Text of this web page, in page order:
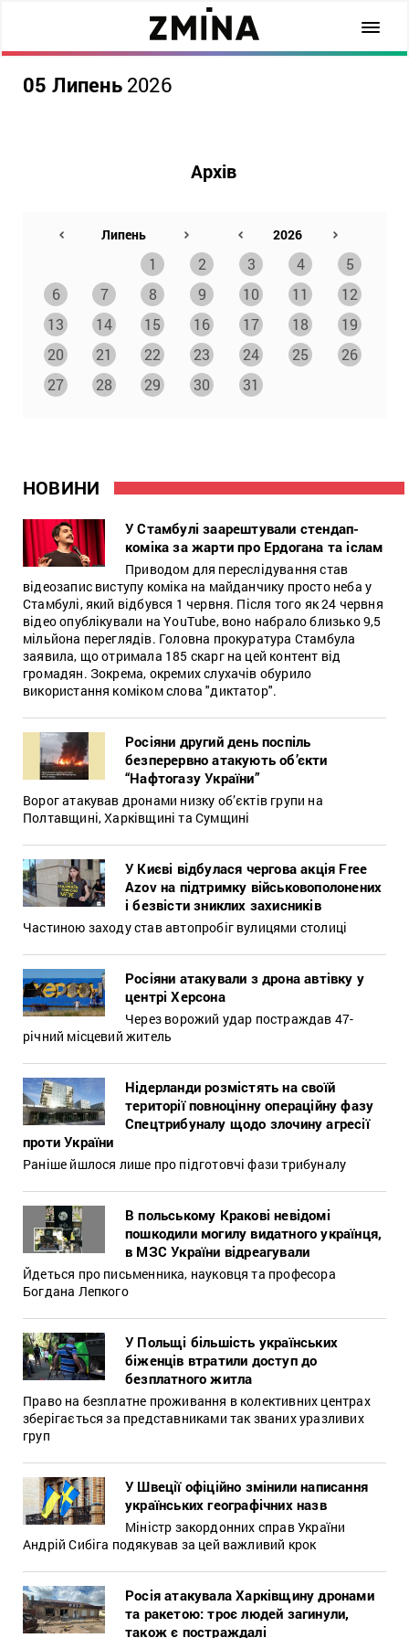
05 Липень 2026
НОВИНИ
У Стамбулі заарештували стендап-
коміка за жарти про Ердогана та іслам
Приводом для переслідування став
відеозапис виступу коміка на майданчику просто неба у
Стамбулі, який відбувся 1 червня. Після того як 24 червня
відео опублікували на YouTube, воно набрало близько 9,5
мільйона переглядів. Головна прокуратура Стамбула
заявила, що отримала 185 скарг на цей контент від
громадян. Зокрема, окремих слухачів обурило
використання коміком слова "диктатор".
Росіяни другий день поспіль
безперервно атакують об’єкти
“Нафтогазу України”
Ворог атакував дронами низку об’єктів групи на
Полтавщині, Харківщині та Сумщині
У Києві відбулася чергова акція Free
Azov на підтримку військовополонених
і безвісти зниклих захисників
Частиною заходу став автопробіг вулицями столиці
Росіяни атакували з дрона автівку у
центрі Херсона
Через ворожий удар постраждав 47-
річний місцевий житель
Нідерланди розмістять на своїй
території повноцінну операційну фазу
Спецтрибуналу щодо злочину агресії
проти України
Раніше йшлося лише про підготовчі фази трибуналу
В польському Кракові невідомі
пошкодили могилу видатного українця,
в МЗС України відреагували
Йдеться про письменника, науковця та професора
Богдана Лепкого
У Польщі більшість українських
біженців втратили доступ до
безплатного житла
Право на безплатне проживання в колективних центрах
зберігається за представниками так званих уразливих
груп
У Швеції офіційно змінили написання
українських географічних назв
Міністр закордонних справ України
Андрій Сибіга подякував за цей важливий крок
Росія атакувала Харківщину дронами
та ракетою: троє людей загинули,
також є постраждалі
Архів
1 2 3 4
5
6
7 8 9 10 11
12
13
14 15 16 17 18
19
20
21 22 23 24 25
26
27
28 29 30 31